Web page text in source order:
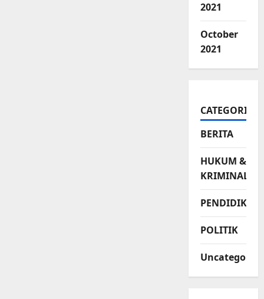
2021
October
2021
CATEGORIES
BERITA
HUKUM &
KRIMINAL
PENDIDIKAN
POLITIK